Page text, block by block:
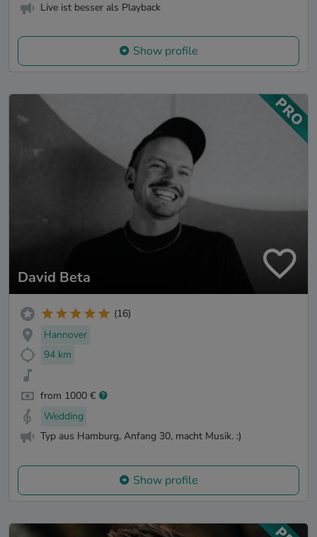
Live ist besser als Playback
Show profile
David Beta
(16)
Hannover
94 km
from 1000 €
Wedding
Typ aus Hamburg, Anfang 30, macht Musik. :)
Show profile